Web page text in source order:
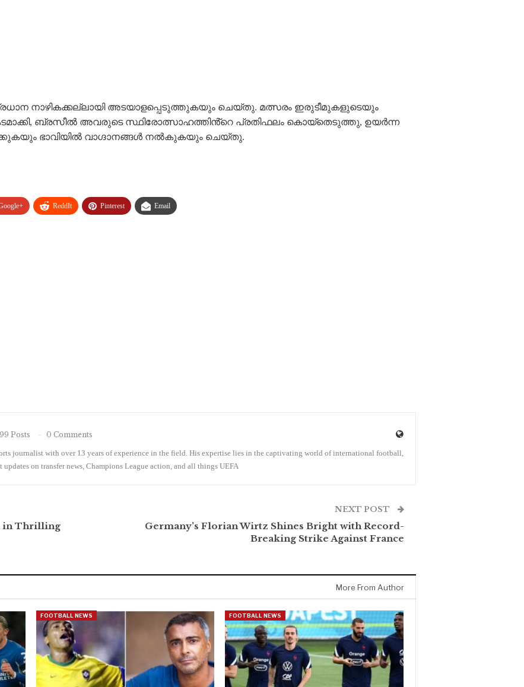
നാഴികക്കല്ലായി അടയാളപ്പെടുത്തുകയും ചെയ്തു. മത്സരം ഇരുടീമുകളുടെയും
ബ്രസീൽ അവരുടെ സ്ഥിരോത്സാഹത്തിൻ്റെ പ്രതിഫലം കൊയ്തെടുത്തു, ഉയർന്ന
ഭാവിയിൽ വാഗ്ദാനങ്ങൾ നൽകുകയും ചെയ്തു.
ReddIt Pinterest Email
99 Posts 0 Comments
journalist with over 13 years of experience in the field. His expertise lies in the captivating world of international football,
updates on transfer news, Champions League action, and all things UEFA
in Thrilling
NEXT POST
Germany’s Florian Wirtz Shines Bright with Record-
Breaking Strike Against France
More From Author
FOOTBALL NEWS FOOTBALL NEWS